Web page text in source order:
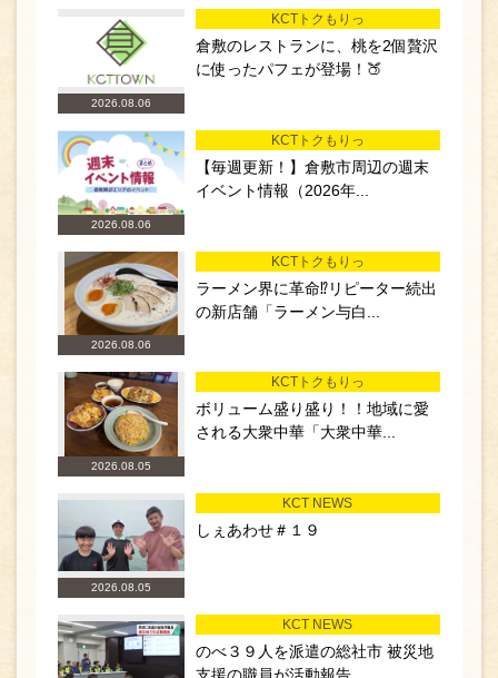
2026.08.06
KCTトクもりっ
倉敷のレストランに、桃を2個贅沢
に使ったパフェが登場！🍑
2026.08.06
KCTトクもりっ
【毎週更新！】倉敷市周辺の週末
イベント情報（2026年...
2026.08.06
KCTトクもりっ
ラーメン界に革命⁉リピーター続出
の新店舗「ラーメン与白...
2026.08.05
KCTトクもりっ
ボリューム盛り盛り！！地域に愛
される大衆中華「大衆中華...
2026.08.05
KCT NEWS
しぇあわせ＃１９
KCT NEWS
のべ３９人を派遣の総社市 被災地
支援の職員が活動報告